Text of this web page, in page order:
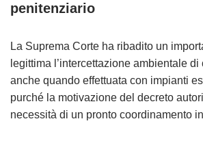
penitenziario
La Suprema Corte ha ribadito un
legittima l’intercettazione ambientale
anche quando effettuata con impianti
purché la motivazione del decreto
necessità di un pronto coordinamento